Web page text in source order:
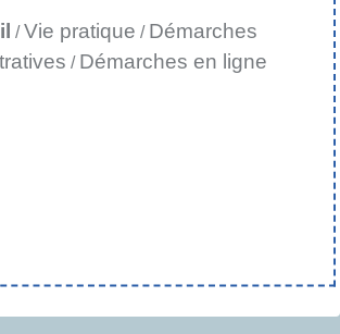
/Vie pratique / Démarches
/ Démarches en ligne